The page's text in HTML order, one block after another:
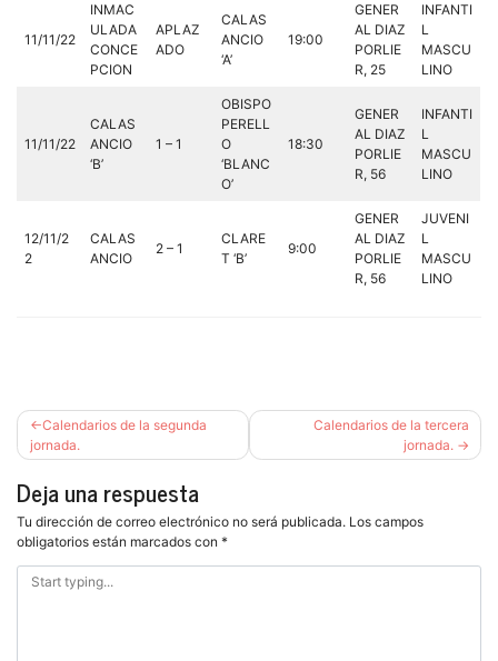
11/11/22
INMAC
ULADA
CONCE
PCION
APLAZ
ADO
CALAS
ANCIO
‘A’
19:00
GENER
AL DIAZ
PORLIE
R, 25
INFANTI
L
MASCU
LINO
11/11/22
CALAS
ANCIO
‘B’
1 – 1
OBISPO
PERELL
O
‘BLANC
O’
18:30
GENER
AL DIAZ
PORLIE
R, 56
INFANTI
L
MASCU
LINO
12/11/2
2
CALAS
ANCIO
2 – 1
CLARE
T ‘B’
9:00
GENER
AL DIAZ
PORLIE
R, 56
JUVENI
L
MASCU
LINO
Navegación
de
entradas
Calendarios de la segunda
jornada.
Calendarios de la tercera
jornada.
Deja una respuesta
Tu dirección de correo electrónico no será publicada. Los campos
obligatorios están marcados con *